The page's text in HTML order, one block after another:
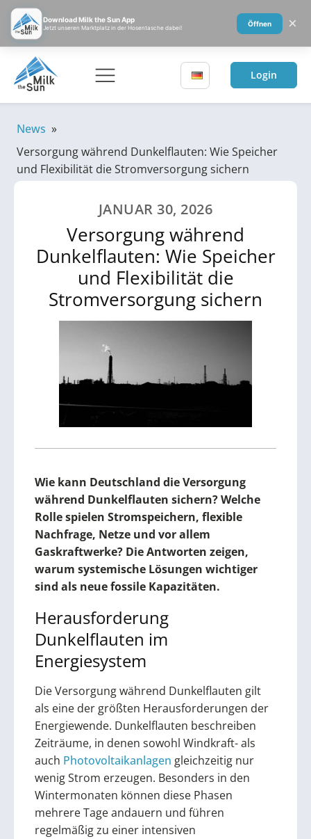
Login
News »
Versorgung während Dunkelflauten: Wie Speicher
und Flexibilität die Stromversorgung sichern
JANUAR 30, 2026
Versorgung während
Dunkelflauten: Wie Speicher
und Flexibilität die
Stromversorgung sichern
Wie kann Deutschland die Versorgung
während Dunkelflauten sichern? Welche
Rolle spielen Stromspeichern, flexible
Nachfrage, Netze und vor allem
Gaskraftwerke? Die Antworten zeigen,
warum systemische Lösungen wichtiger
sind als neue fossile Kapazitäten.
Herausforderung
Dunkelflauten im
Energiesystem
Die Versorgung während Dunkelflauten gilt
als eine der größten Herausforderungen der
Energiewende. Dunkelflauten beschreiben
Zeiträume, in denen sowohl Windkraft- als
auch Photovoltaikanlagen gleichzeitig nur
wenig Strom erzeugen. Besonders in den
Wintermonaten können diese Phasen
mehrere Tage andauern und führen
regelmäßig zu einer intensiven
Download Milk the Sun App
Jetzt unseren Marktplatz in der Hosentasche dabei!
Öffnen ×